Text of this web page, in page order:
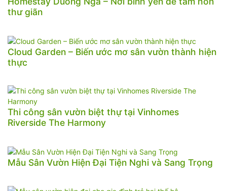
thư giãn
Cloud Garden – Biến ước mơ sân vườn thành hiện
thực
Thi công sân vườn biệt thự tại Vinhomes
Riverside The Harmony
Mẫu Sân Vườn Hiện Đại Tiện Nghi và Sang Trọng